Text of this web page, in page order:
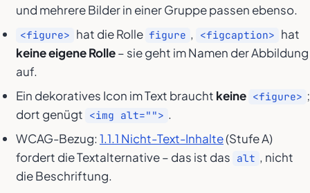
und mehrere Bilder in einer Gruppe passen ebenso.
<figure> hat die Rolle figure , <figcaption> hat
keine eigene Rolle– sie geht im Namen der Abbildung
auf.
Ein dekoratives Icon im Text braucht keine <figure> ;
dort genügt <img alt=""> .
WCAG-Bezug:1.1.1 Nicht-Text-Inhalte(Stufe A)
fordert die Textalternative – das ist das alt , nicht
die Beschriftung.